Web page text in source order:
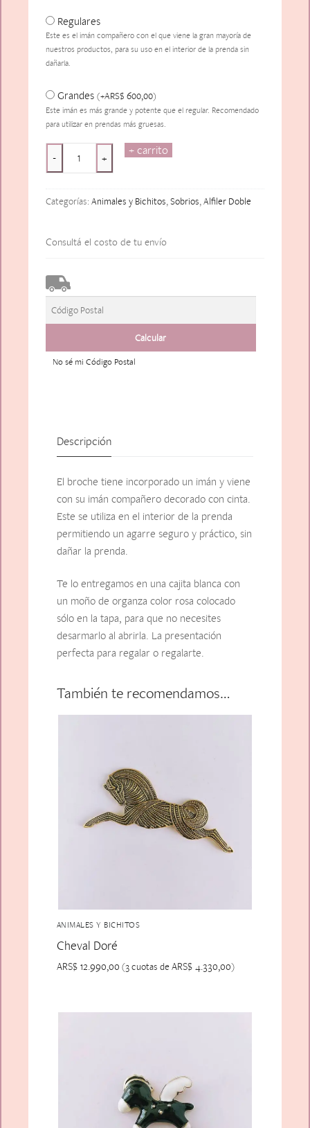
Regulares
Este es el imán compañero con el que viene la gran mayoría de
nuestros productos, para su uso en el interior de la prenda sin
dañarla.
Grandes (+ARS$ 600,00)
Este imán es más grande y potente que el regular. Recomendado
para utilizar en prendas más gruesas.
Dargent
- +
+ carrito
Categorías: Animales y Bichitos,Sobrios,Alfiler Doble
Consultá el costo de tu envío
No sé mi Código Postal
Descripción
El broche tiene incorporado un imán y viene
con su imán compañero decorado con cinta.
Este se utiliza en el interior de la prenda
permitiendo un agarre seguro y práctico, sin
dañar la prenda.
Te lo entregamos en una cajita blanca con
un moño de organza color rosa colocado
sólo en la tapa, para que no necesites
desarmarlo al abrirla. La presentación
perfecta para regalar o regalarte.
También te recomendamos…
ANIMALES Y BICHITOS
Cheval Doré
ARS$12.990,00 (3 cuotas de ARS$4.330,00)